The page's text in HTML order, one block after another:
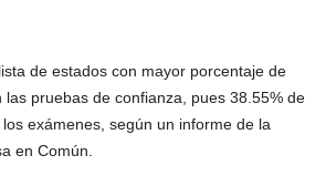
de estados con mayor porcentaje de
pruebas de confianza, pues 38.55% de
exámenes, según un informe de la
en Común.